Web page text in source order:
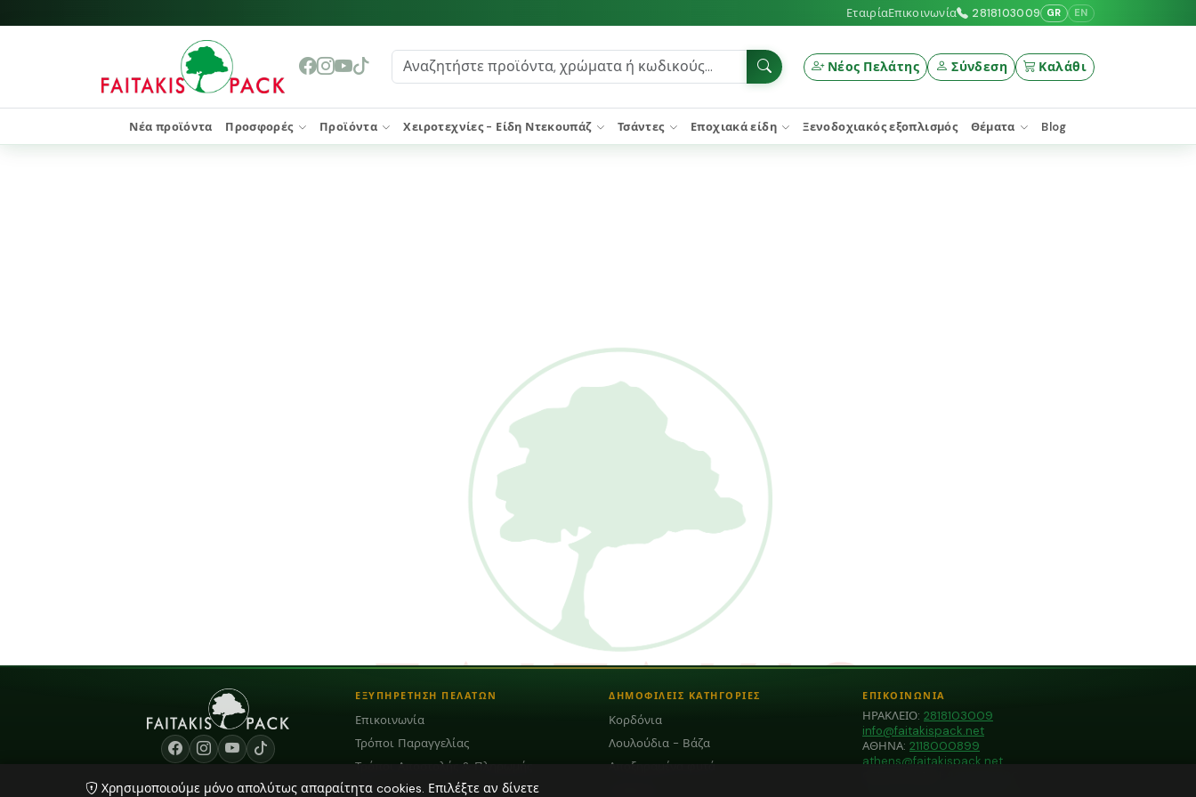
ΕταιρίαΕπικοινωνία 2818103009 GR EN
Νέος Πελάτης Σύνδεση Καλάθι
Νέα προϊόντα Προσφορές Προϊόντα Χειροτεχνίες - Είδη Ντεκουπάζ Τσάντες Εποχιακά είδη Ξενοδοχιακός εξοπλισμός Θέματα Blog
ΕΞΥΠΗΡΕΤΗΣΗ ΠΕΛΑΤΩΝ
Επικοινωνία
Τρόποι Παραγγελίας
Τρόποι Αποστολής & Πληρωμής
Blog
ΔΗΜΟΦΙΛΕΙΣ ΚΑΤΗΓΟΡΙΕΣ
Κορδόνια
Λουλούδια - Βάζα
Αποξηραμένα φυτά
ΕΠΙΚΟΙΝΩΝΙΑ
ΗΡΑΚΛΕΙΟ: 2818103009
info@faitakispack.net
ΑΘΗΝΑ: 2118000899
athens@faitakispack.net
Χρησιμοποιούμε μόνο απολύτως απαραίτητα cookies. Επιλέξτε αν δίνετε